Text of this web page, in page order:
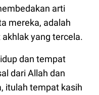
arti
mereka, adalah
yang tercela.
dan tempat
dari Allah dan
itulah tempat kasih